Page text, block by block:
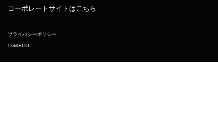
コーポレートサイトはこちら
プライバシーポリシー
©︎G&ECO